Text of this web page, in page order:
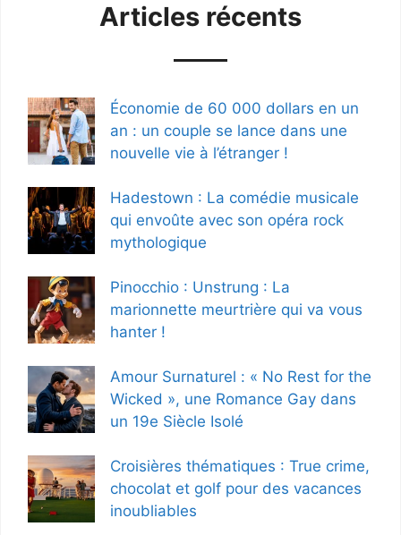
Articles récents
Économie de 60 000 dollars en un
an : un couple se lance dans une
nouvelle vie à l’étranger !
Hadestown : La comédie musicale
qui envoûte avec son opéra rock
mythologique
Pinocchio : Unstrung : La
marionnette meurtrière qui va vous
hanter !
Amour Surnaturel : « No Rest for the
Wicked », une Romance Gay dans
un 19e Siècle Isolé
Croisières thématiques : True crime,
chocolat et golf pour des vacances
inoubliables